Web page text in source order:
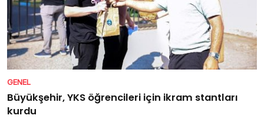
GENEL
Büyükşehir, YKS öğrencileri için ikram stantları
kurdu